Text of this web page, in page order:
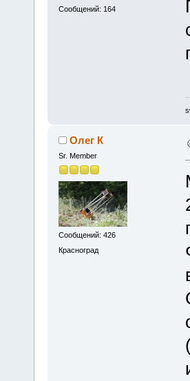
Сообщений: 164
Олег К
Sr. Member
Сообщений: 426
Красноград